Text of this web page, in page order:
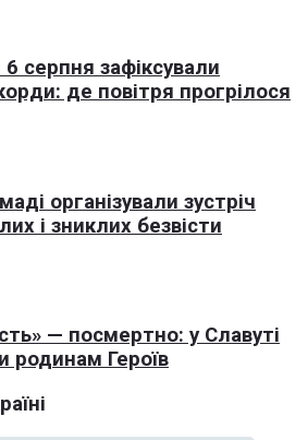
серпня зафіксували
де повітря прогрілося
організували зустріч
і зниклих безвісти
— посмертно: у Славуті
родинам Героїв